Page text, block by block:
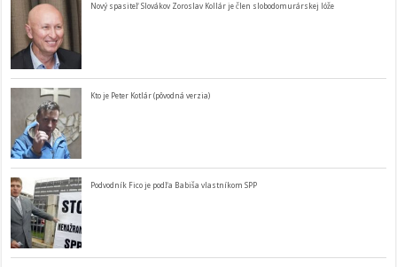
Nový spasiteľ Slovákov Zoroslav Kollár je člen slobodomurárskej lóže
Kto je Peter Kotlár (pôvodná verzia)
Podvodník Fico je podľa Babiša vlastníkom SPP